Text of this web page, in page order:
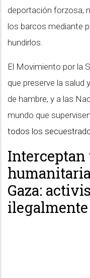
deportación forzosa,
los barcos mediante
hundirlos.
El Movimiento por la
que preserve la salud
de hambre, y a las
mundo que
todos los
Gaza:
ilegalmente